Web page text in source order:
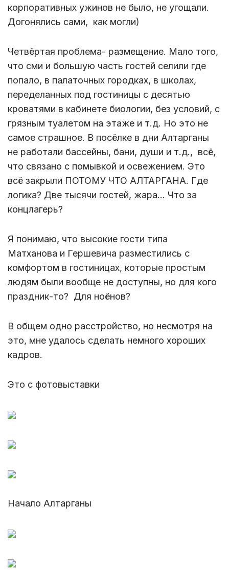
корпоративных ужинов не было, не угощали.
Догонялись сами, как могли)
Четвёртая проблема- размещение. Мало того,
что сми и большую часть гостей селили где
попало, в палаточных городках, в школах,
переделанных под гостиницы с десятью
кроватями в кабинете биологии, без условий, с
грязным туалетом на этаже и т.д. Но это не
самое страшное. В посёлке в дни Алтарганы
не работали бассейны, бани, души и т.д., всё,
что связано с помывкой и освежением. Это
всё закрыли ПОТОМУ ЧТО АЛТАРГАНА. Где
логика? Две тысячи гостей, жара... Что за
концлагерь?
Я понимаю, что высокие гости типа
Матханова и Гершевича разместились с
комфортом в гостиницах, которые простым
людям были вообще не доступны, но для кого
праздник-то? Для ноёнов?
В общем одно расстройство, но несмотря на
это, мне удалось сделать немного хороших
кадров.
Это с фотовыставки
Начало Алтарганы